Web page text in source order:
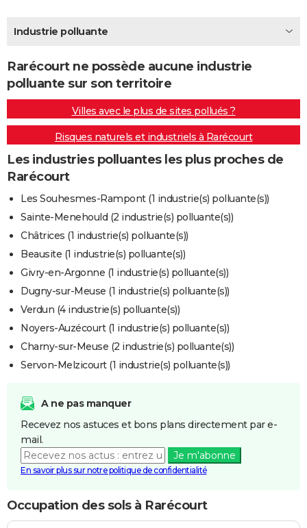
BONS PLANS
CARTE DE VOEUX
Carte de Noël
Carte Bonne année
Carte Saint-Valentin
Carte Pâques
Carte d'anniversaire
DICTIONNAIRE
Dictionnaire
Biographies
Citations
Expressions
Proverbes
PROGRAMME TV
COPAINS D'AVANT
AVIS DE DÉCÈS
FORUM
Industrie polluante
Rarécourt ne possède aucune industrie
polluante sur son territoire
Villes avec le plus de sites pollués ?
Risques naturels et industriels à Rarécourt
Les industries polluantes les plus proches de
Rarécourt
Les Souhesmes-Rampont (1 industrie(s) polluante(s))
Sainte-Menehould (2 industrie(s) polluante(s))
Châtrices (1 industrie(s) polluante(s))
Beausite (1 industrie(s) polluante(s))
Givry-en-Argonne (1 industrie(s) polluante(s))
Dugny-sur-Meuse (1 industrie(s) polluante(s))
Verdun (4 industrie(s) polluante(s))
Noyers-Auzécourt (1 industrie(s) polluante(s))
Charny-sur-Meuse (2 industrie(s) polluante(s))
Servon-Melzicourt (1 industrie(s) polluante(s))
A ne pas manquer
Recevez nos astuces et bons plans directement par e-
mail.
Je m'abonne
En savoir plus sur notre politique de confidentialité
Occupation des sols à Rarécourt